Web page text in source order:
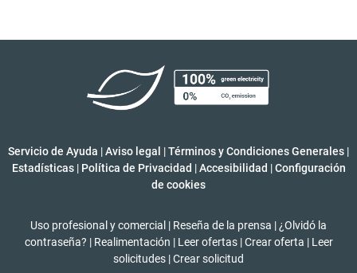
Servicio de Ayuda |Aviso legal |Términos y Condiciones Generales |
Estadísticas | Política de Privacidad | Accesibilidad | Configuración
de cookies
Uso profesional y comercial | Reseña de la prensa | ¿Olvidó la
contraseña? | Realimentación | Leer ofertas | Crear oferta | Leer
solicitudes |Crear solicitud